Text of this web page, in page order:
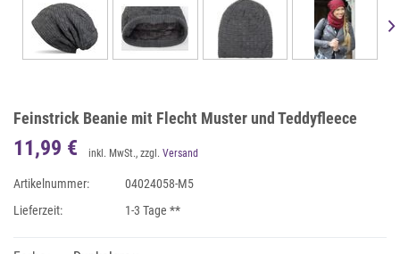
Feinstrick Beanie mit Flecht Muster und Teddyfleece
11,99 € inkl. MwSt., zzgl. Versand
Artikelnummer:
04024058-M5
Lieferzeit:
1-3 Tage **